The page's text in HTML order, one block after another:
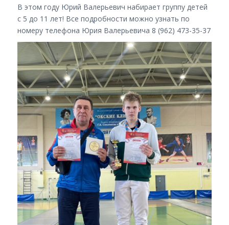
В этом году Юрий Валерьевич набирает группу детей
с 5 до 11 лет! Все подробности можно узнать по
номеру телефона Юрия Валерьевича 8 (962) 473-35-37